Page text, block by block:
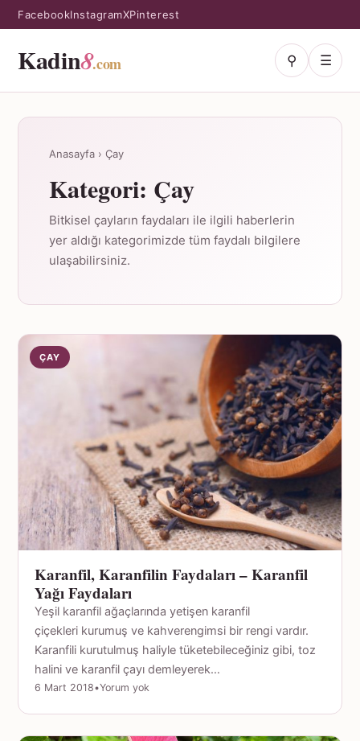
FacebookInstagramXPinterest
Kadin8.com ⚲ ☰
Anasayfa › Çay
Kategori: Çay
Bitkisel çayların faydaları ile ilgili haberlerin
yer aldığı kategorimizde tüm faydalı bilgilere
ulaşabilirsiniz.
ÇAY
Karanfil, Karanfilin Faydaları – Karanfil
Yağı Faydaları
Yeşil karanfil ağaçlarında yetişen karanfil
çiçekleri kurumuş ve kahverengimsi bir rengi vardır.
Karanfili kurutulmuş haliyle tüketebileceğiniz gibi, toz
halini ve karanfil çayı demleyerek…
6 Mart 2018•Yorum yok